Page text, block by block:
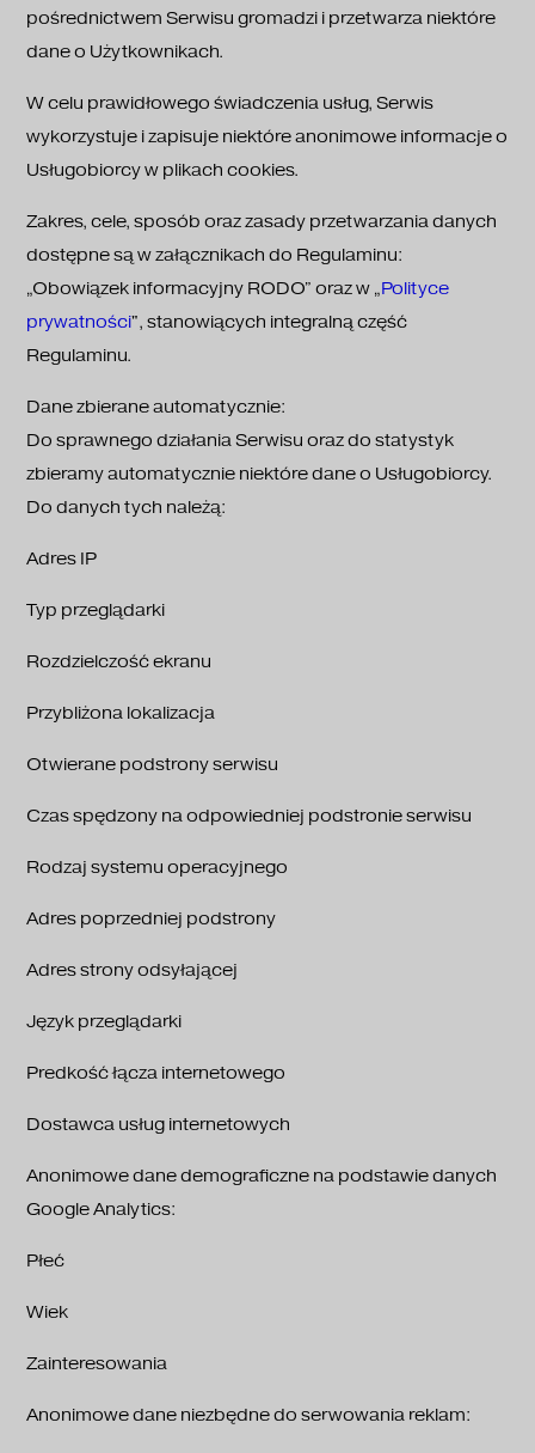
pośrednictwem Serwisu gromadzi i przetwarza niektóre
dane o Użytkownikach.
W celu prawidłowego świadczenia usług, Serwis
wykorzystuje i zapisuje niektóre anonimowe informacje o
Usługobiorcy w plikach cookies.
Zakres, cele, sposób oraz zasady przetwarzania danych
dostępne są w załącznikach do Regulaminu:
„Obowiązek informacyjny RODO” oraz w „Polityce
prywatności", stanowiących integralną część
Regulaminu.
Dane zbierane automatycznie:
Do sprawnego działania Serwisu oraz do statystyk
zbieramy automatycznie niektóre dane o Usługobiorcy.
Do danych tych należą:
Adres IP
Typ przeglądarki
Rozdzielczość ekranu
Przybliżona lokalizacja
Otwierane podstrony serwisu
Czas spędzony na odpowiedniej podstronie serwisu
Rodzaj systemu operacyjnego
Adres poprzedniej podstrony
Adres strony odsyłającej
Język przeglądarki
Predkość łącza internetowego
Dostawca usług internetowych
Anonimowe dane demograficzne na podstawie danych
Google Analytics:
Płeć
Wiek
Zainteresowania
Anonimowe dane niezbędne do serwowania reklam: